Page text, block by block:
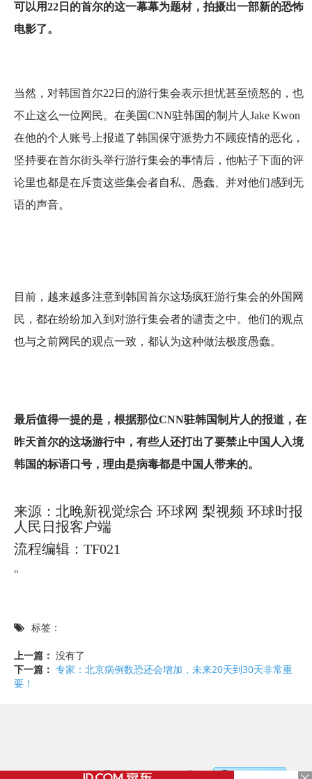
可以用22日的首尔的这一幕幕为题材，拍摄出一部新的恐怖
电影了。
当然，对韩国首尔22日的游行集会表示担忧甚至愤怒的，也
不止这么一位网民。在美国CNN驻韩国的制片人Jake Kwon
在他的个人账号上报道了韩国保守派势力不顾疫情的恶化，
坚持要在首尔街头举行游行集会的事情后，他帖子下面的评
论里也都是在斥责这些集会者自私、愚蠢、并对他们感到无
语的声音。
目前，越来越多注意到韩国首尔这场疯狂游行集会的外国网
民，都在纷纷加入到对游行集会者的谴责之中。他们的观点
也与之前网民的观点一致，都认为这种做法极度愚蠢。
最后值得一提的是，根据那位CNN驻韩国制片人的报道，在
昨天首尔的这场游行中，有些人还打出了要禁止中国人入境
韩国的标语口号，理由是病毒都是中国人带来的。
来源：北晚新视觉综合 环球网 梨视频 环球时报
人民日报客户端
流程编辑：TF021
"
标签：
上一篇： 没有了
下一篇： 专家：北京病例数恐还会增加，未来20天到30天非常重
要！
©2017 - 2020 / 信息看 /粤ICP备17153186号-2，